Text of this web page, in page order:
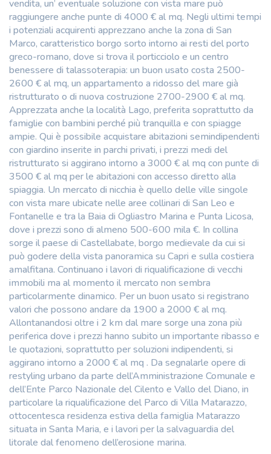
vendita, un’ eventuale soluzione con vista mare può
raggiungere anche punte di 4000 € al mq. Negli ultimi tempi
i potenziali acquirenti apprezzano anche la zona di San
Marco, caratteristico borgo sorto intorno ai resti del porto
greco-romano, dove si trova il porticciolo e un centro
benessere di talassoterapia: un buon usato costa 2500-
2600 € al mq, un appartamento a ridosso del mare già
ristrutturato o di nuova costruzione 2700-2900 € al mq.
Apprezzata anche la località Lago, preferita soprattutto da
famiglie con bambini perché più tranquilla e con spiagge
ampie. Qui è possibile acquistare abitazioni semindipendenti
con giardino inserite in parchi privati, i prezzi medi del
ristrutturato si aggirano intorno a 3000 € al mq con punte di
3500 € al mq per le abitazioni con accesso diretto alla
spiaggia. Un mercato di nicchia è quello delle ville singole
con vista mare ubicate nelle aree collinari di San Leo e
Fontanelle e tra la Baia di Ogliastro Marina e Punta Licosa,
dove i prezzi sono di almeno 500-600 mila €. In collina
sorge il paese di Castellabate, borgo medievale da cui si
può godere della vista panoramica su Capri e sulla costiera
amalfitana. Continuano i lavori di riqualificazione di vecchi
immobili ma al momento il mercato non sembra
particolarmente dinamico. Per un buon usato si registrano
valori che possono andare da 1900 a 2000 € al mq.
Allontanandosi oltre i 2 km dal mare sorge una zona più
periferica dove i prezzi hanno subito un importante ribasso e
le quotazioni, soprattutto per soluzioni indipendenti, si
aggirano intorno a 2000 € al mq . Da segnalarle opere di
restyling urbano da parte dell’Amministrazione Comunale e
dell’Ente Parco Nazionale del Cilento e Vallo del Diano, in
particolare la riqualificazione del Parco di Villa Matarazzo,
ottocentesca residenza estiva della famiglia Matarazzo
situata in Santa Maria, e i lavori per la salvaguardia del
litorale dal fenomeno dell’erosione marina.